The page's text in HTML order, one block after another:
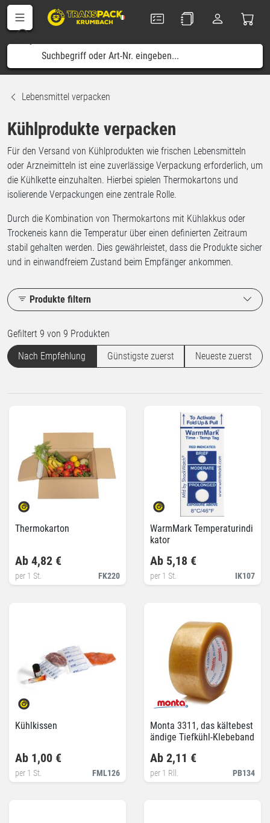
Lebensmittel verpacken
Kühlprodukte verpacken
Für den Versand von Kühlprodukten wie frischen Lebensmitteln
oder Arzneimitteln ist eine zuverlässige Verpackung erforderlich, um
die Kühlkette einzuhalten. Hierbei spielen Thermokartons und
isolierende Verpackungen eine zentrale Rolle.
Durch die Kombination von Thermokartons mit Kühlakkus oder
Trockeneis kann die Temperatur über einen definierten Zeitraum
stabil gehalten werden. Dies gewährleistet, dass die Produkte sicher
und in einwandfreiem Zustand beim Empfänger ankommen.
Produkte filtern
Gefiltert 9 von 9 Produkten
Nach Empfehlung
Günstigste zuerst Neueste zuerst
Thermokarton
FK220
Ab 4,82 €
per 1 St.
WarmMark Temperaturindi
kator
IK107
Ab 5,18 €
per 1 St.
Kühlkissen
FML126
Ab 1,00 €
per 1 St.
Monta 3311, das kältebest
ändige Tiefkühl-Klebeband
PB134
Ab 2,11 €
per 1 Rll.